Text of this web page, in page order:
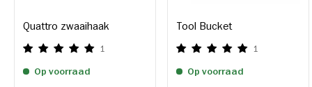
Quattro zwaaihaak
1
Op voorraad
Tool Bucket
1
Op voorraad